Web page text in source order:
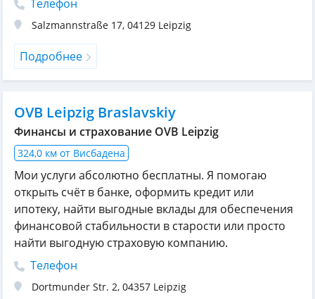
Телефон
Salzmannstraße 17, 04129 Leipzig
Подробнее
OVB Leipzig Braslavskiy
Финансы и страхование OVB Leipzig
324,0 км от Висбадена
Мои услуги абсолютно бесплатны. Я помогаю
открыть счёт в банке, оформить кредит или
ипотеку, найти выгодные вклады для обеспечения
финансовой стабильности в старости или просто
найти выгодную страховую компанию.
Телефон
Dortmunder Str. 2, 04357 Leipzig